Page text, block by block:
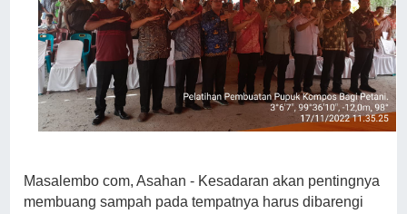
Masalembo com, Asahan - Kesadaran akan pentingnya
membuang sampah pada tempatnya harus dibarengi